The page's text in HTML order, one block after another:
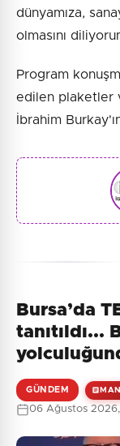
dünyamıza,
olmasını
Program
edilen plaketler
İbrahim
Bursa’da
tanıtıldı...
GÜNDEM
06 Ağustos